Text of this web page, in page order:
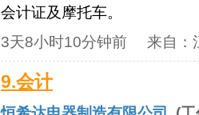
会计证及摩托车。
3天8小时10分钟前 来自：
9.会计